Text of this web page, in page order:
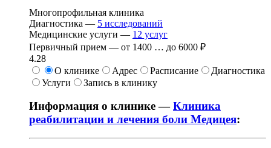
Многопрофильная клиника
Диагностика — 5 исследований
Медицинские услуги — 12 услуг
Первичный прием — от 1400 … до 6000 ₽
4.28
О клинике
Адрес Расписание
Диагностика
Услуги
Запись в клинику
Информация о клинике —Клиника
реабилитации и лечения боли Медицея: